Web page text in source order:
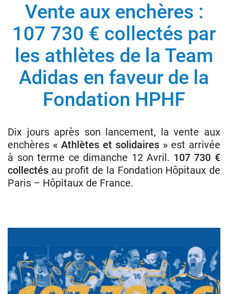
Donateurs
Presse
Vente aux enchères :
107 730 € collectés par
les athlètes de la Team
Adidas en faveur de la
Fondation HPHF
Dix jours après son lancement, la vente aux
enchères « Athlètes et solidaires » est arrivée
à son terme ce dimanche 12 Avril. 107 730 €
collectés au profit de la Fondation Hôpitaux de
Paris – Hôpitaux de France.